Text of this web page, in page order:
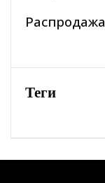
Распродажа
Теги